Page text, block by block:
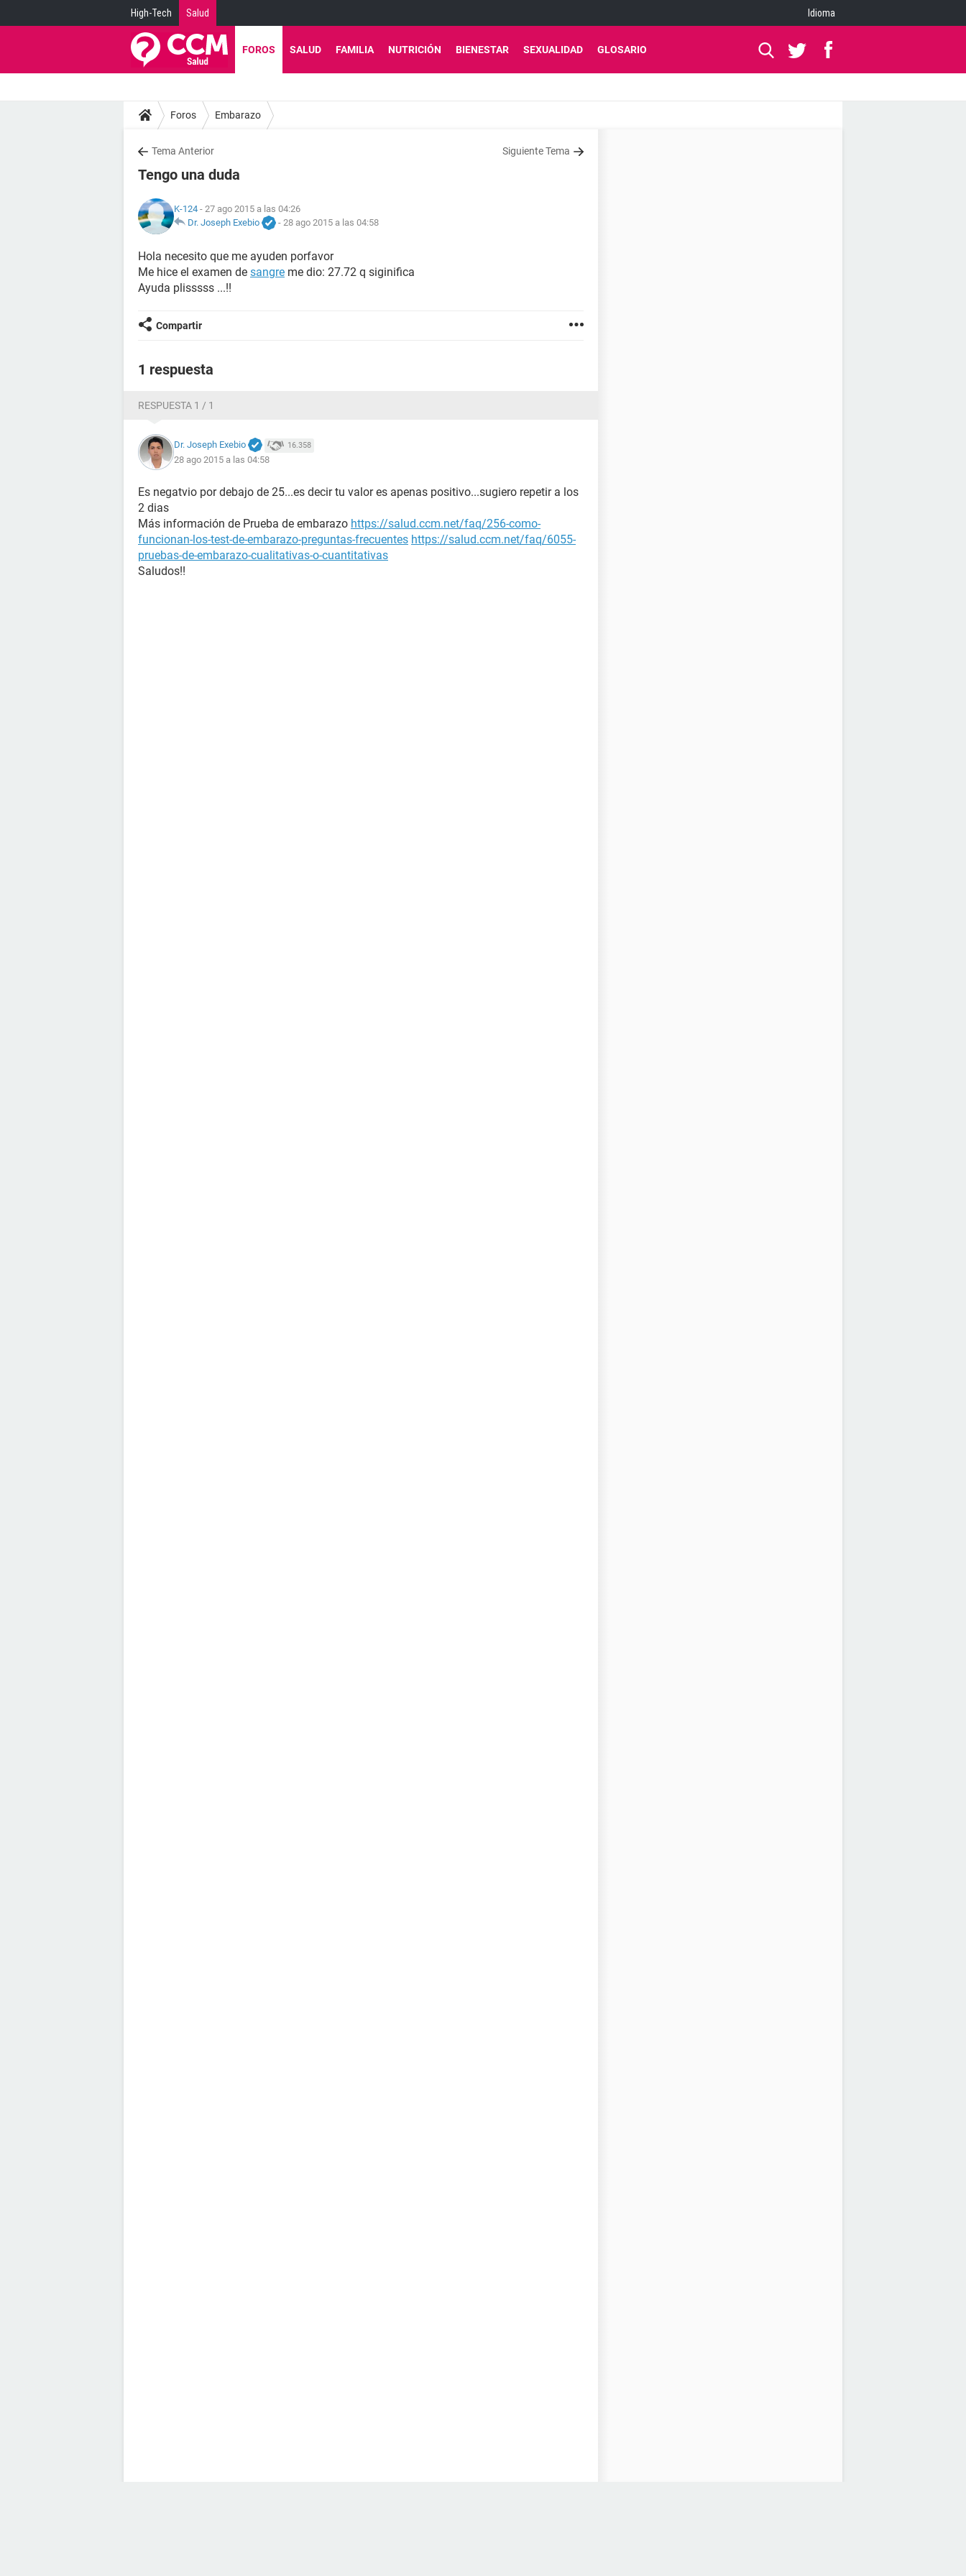
High-Tech Salud Idioma
FOROS SALUD FAMILIA NUTRICIÓN BIENESTAR SEXUALIDAD GLOSARIO
Foros Embarazo
Tema Anterior Siguiente Tema
Tengo una duda
K-124 - 27 ago 2015 a las 04:26
Dr. Joseph Exebio
- 28 ago 2015 a las 04:58
Hola necesito que me ayuden porfavor
Me hice el examen de sangre me dio: 27.72 q siginifica
Ayuda plisssss ...!!
Compartir
1 respuesta
RESPUESTA 1 / 1
Dr. Joseph Exebio 16.358
28 ago 2015 a las 04:58
Es negatvio por debajo de 25...es decir tu valor es apenas positivo...sugiero repetir a los
2 dias
Más información de Prueba de embarazo https://salud.ccm.net/faq/256-como-
funcionan-los-test-de-embarazo-preguntas-frecuentes https://salud.ccm.net/faq/6055-
pruebas-de-embarazo-cualitativas-o-cuantitativas
Saludos!!